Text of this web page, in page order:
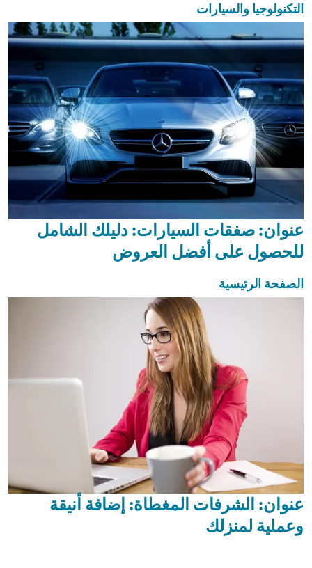
التكنولوجيا والسيارات
عنوان: صفقات السيارات: دليلك الشامل
للحصول على أفضل العروض
الصفحة الرئيسية
عنوان: الشرفات المغطاة: إضافة أنيقة
وعملية لمنزلك